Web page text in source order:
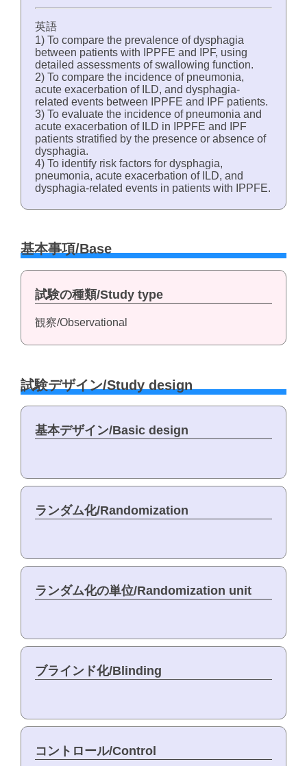
英語
1) To compare the prevalence of dysphagia
between patients with IPPFE and IPF, using
detailed assessments of swallowing function.
2) To compare the incidence of pneumonia,
acute exacerbation of ILD, and dysphagia-
related events between IPPFE and IPF patients.
3) To evaluate the incidence of pneumonia and
acute exacerbation of ILD in IPPFE and IPF
patients stratified by the presence or absence of
dysphagia.
4) To identify risk factors for dysphagia,
pneumonia, acute exacerbation of ILD, and
dysphagia-related events in patients with IPPFE.
基本事項/Base
試験の種類/Study type
観察/Observational
試験デザイン/Study design
基本デザイン/Basic design
ランダム化/Randomization
ランダム化の単位/Randomization unit
ブラインド化/Blinding
コントロール/Control